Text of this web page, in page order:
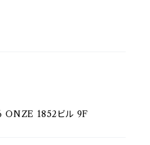
ONZE 1852ビル 9F